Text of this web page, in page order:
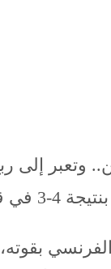
النجم الشاب مبابي.